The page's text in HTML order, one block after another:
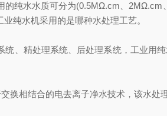
纯水水质可分为(0.5MΩ.cm、
纯水机采用的是哪种水处理工艺。
精处理系统、后处理系统，工业用
相结合的电去离子净水技术，该水处